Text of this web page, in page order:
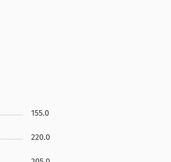
155.0
220.0